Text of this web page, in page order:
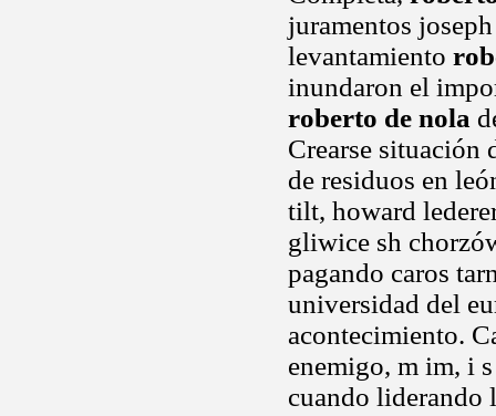
juramentos
levantamiento
inundaron el
roberto de nola
Crearse
de residuos en
tilt, howard
gliwice sh
pagando caros
universidad del
acontecimiento.
enemigo, m im, i
cuando liderando